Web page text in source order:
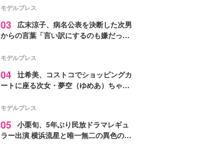
「かっこいい」と反響
モデルプレス
03
広末涼子、病名公表を決断した次男
からの言葉「言い訳にするのも嫌だっ
モデルプレス
04 辻希美、コストコでショッピングカ
ートに座る次女・夢空（ゆめあ）ちゃん
ぎ」「成長を感じる」の声
モデルプレス
05 小栗旬、5年ぶり民放ドラマレギュ
ラー出演 横浜流星と唯一無二の異色のバ